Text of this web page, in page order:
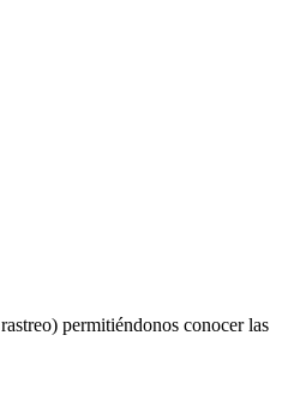
permitiéndonos conocer las